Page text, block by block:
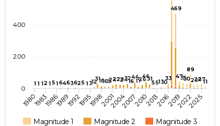
1 1 12 151 6463625 131231181615242728243216
44
17264631
551310
33
469
473530
89
20282711
Magnitude 1 Magnitude 2
Magnitude 3
1980198319861989199219951998200120042007201020132016201920222025
0
200
400